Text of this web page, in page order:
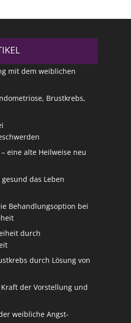
mit dem weiblichen
Brustkrebs,
eine alte Heilweise neu
das Leben
Behandlungsoption bei
durch
durch Lösung von
der Vorstellung und
weibliche Angst-